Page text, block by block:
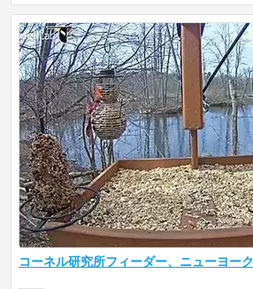
コーネル研究所フィーダー、ニューヨーク